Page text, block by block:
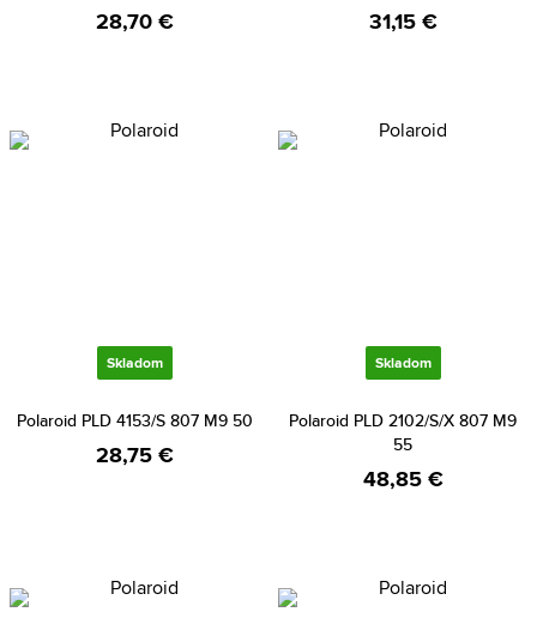
28,70 € 31,15 €
Skladom
Polaroid PLD 4153/S 807 M9 50
28,75 €
Skladom
Polaroid PLD 2102/S/X 807 M9
55
48,85 €